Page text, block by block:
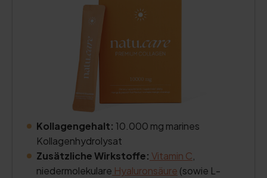
Kollagengehalt: 10.000 mg marines
Kollagenhydrolysat
Zusätzliche Wirkstoffe: Vitamin C
niedermolekulare Hyaluronsäure (sowie L-